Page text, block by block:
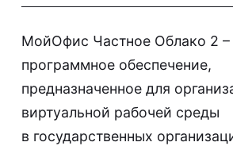
МойОфис Частное Облако 2 –
программное обеспечение,
предназначенное для
виртуальной рабочей среды
в государственных
UserGate
F6
Услуги